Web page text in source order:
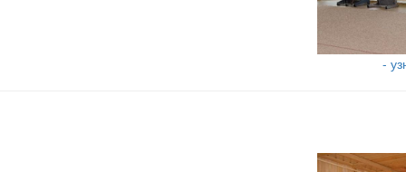
-